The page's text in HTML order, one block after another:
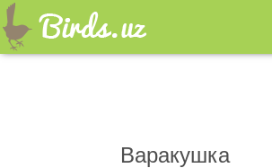
Варакушка